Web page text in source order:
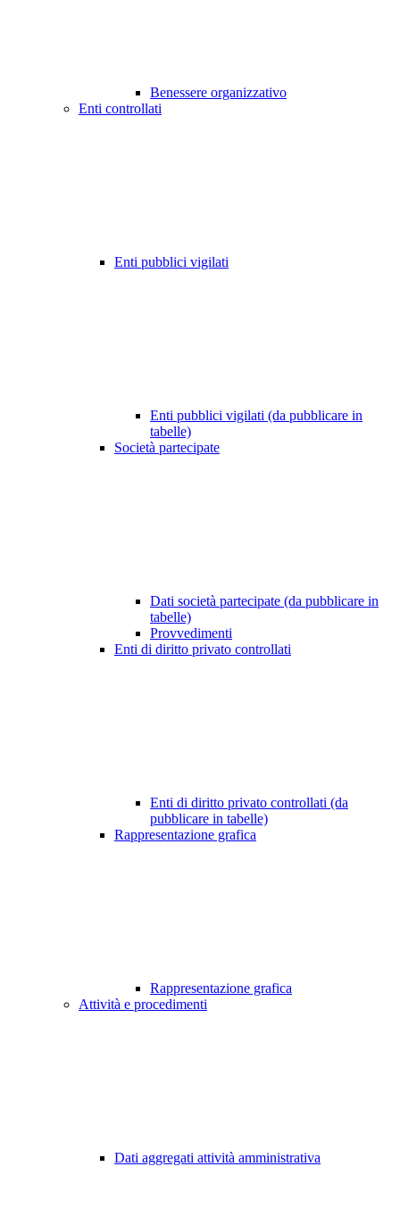
Benessere organizzativo
Enti controllati
Enti pubblici vigilati
Enti pubblici vigilati (da pubblicare in
tabelle)
Società partecipate
Dati società partecipate (da pubblicare in
tabelle)
Provvedimenti
Enti di diritto privato controllati
Enti di diritto privato controllati (da
pubblicare in tabelle)
Rappresentazione grafica
Rappresentazione grafica
Attività e procedimenti
Dati aggregati attività amministrativa